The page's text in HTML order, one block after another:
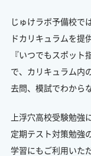
じゅけラボ予備校で
ドカリキュラムを提
『いつでもスポッ
で、カリキュラム内
去問、模試でわから
上浮穴高校受験勉強
定期テスト対策勉強
学習にもご利用いた